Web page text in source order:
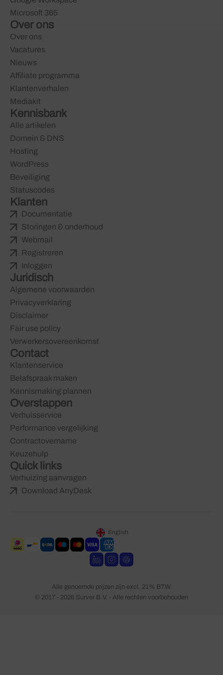
Microsoft 365
Over ons
Over ons
Vacatures
Nieuws
Affiliate programma
Klantenverhalen
Mediakit
Kennisbank
Alle artikelen
Domein & DNS
Hosting
WordPress
Beveiliging
Statuscodes
Klanten
Documentatie
Storingen & onderhoud
Webmail
Registreren
Inloggen
Juridisch
Algemene voorwaarden
Privacyverklaring
Disclaimer
Fair use policy
Verwerkersovereenkomst
Contact
Klantenservice
Belafspraak maken
Kennismaking plannen
Overstappen
Verhuisservice
Performance vergelijking
Contractovername
Keuzehulp
Quick links
Verhuizing aanvragen
Download AnyDesk
English
© 2017 - 2026 Surver B.V. - Alle rechten voorbehouden
Alle genoemde prijzen zijn excl. 21% BTW.